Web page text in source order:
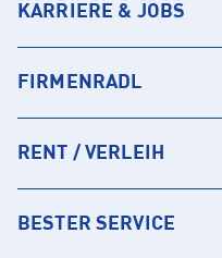
KARRIERE & JOBS
FIRMENRADL
RENT / VERLEIH
BESTER SERVICE